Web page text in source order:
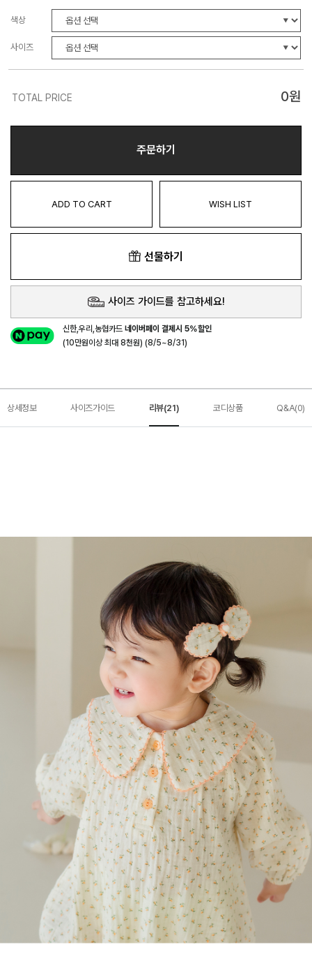
색상
사이즈
TOTAL PRICE 0원
주문하기
ADD TO CART WISH LIST
선물하기
사이즈 가이드를 참고하세요!
신한,우리,농협카드네이버페이 결제시 5%할인
(10만원이상 최대 8천원) (8/5~8/31)
상세정보 사이즈가이드 리뷰(21) 코디상품 Q&A(0)